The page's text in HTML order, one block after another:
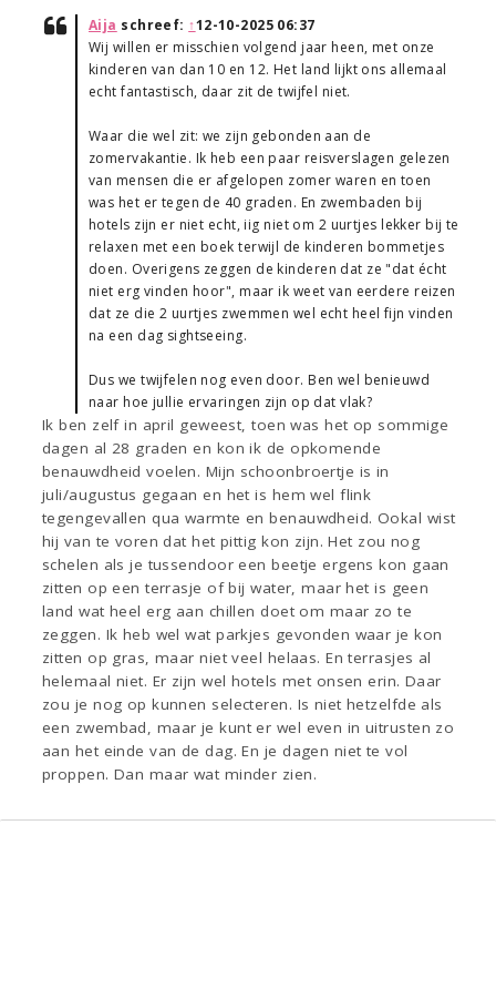
Aija schreef: ↑12-10-2025 06:37
Wij willen er misschien volgend jaar heen, met onze
kinderen van dan 10 en 12. Het land lijkt ons allemaal
echt fantastisch, daar zit de twijfel niet.
Waar die wel zit: we zijn gebonden aan de
zomervakantie. Ik heb een paar reisverslagen gelezen
van mensen die er afgelopen zomer waren en toen
was het er tegen de 40 graden. En zwembaden bij
hotels zijn er niet echt, iig niet om 2 uurtjes lekker bij te
relaxen met een boek terwijl de kinderen bommetjes
doen. Overigens zeggen de kinderen dat ze "dat écht
niet erg vinden hoor", maar ik weet van eerdere reizen
dat ze die 2 uurtjes zwemmen wel echt heel fijn vinden
na een dag sightseeing.
Dus we twijfelen nog even door. Ben wel benieuwd
naar hoe jullie ervaringen zijn op dat vlak?
Ik ben zelf in april geweest, toen was het op sommige
dagen al 28 graden en kon ik de opkomende
benauwdheid voelen. Mijn schoonbroertje is in
juli/augustus gegaan en het is hem wel flink
tegengevallen qua warmte en benauwdheid. Ookal wist
hij van te voren dat het pittig kon zijn. Het zou nog
schelen als je tussendoor een beetje ergens kon gaan
zitten op een terrasje of bij water, maar het is geen
land wat heel erg aan chillen doet om maar zo te
zeggen. Ik heb wel wat parkjes gevonden waar je kon
zitten op gras, maar niet veel helaas. En terrasjes al
helemaal niet. Er zijn wel hotels met onsen erin. Daar
zou je nog op kunnen selecteren. Is niet hetzelfde als
een zwembad, maar je kunt er wel even in uitrusten zo
aan het einde van de dag. En je dagen niet te vol
proppen. Dan maar wat minder zien.